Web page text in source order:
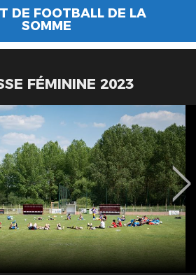
DE FOOTBALL DE LA
SOMME
FÉMININE 2023